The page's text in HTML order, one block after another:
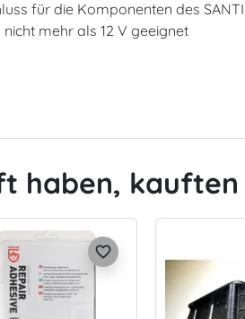
für die Komponenten des
mehr als 12 V geeignet
haben, kauften
favorite_border